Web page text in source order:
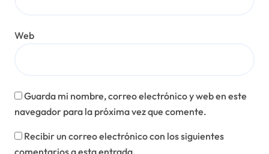
Web
Guarda mi nombre, correo electrónico y web en este
navegador para la próxima vez que comente.
Recibir un correo electrónico con los siguientes
comentarios a esta entrada.